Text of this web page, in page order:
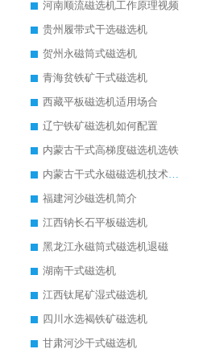
河南顺流磁选机工作原理视频
贵州履带式干选磁选机
贺州永磁筒式磁选机
青海贫铁矿干式磁选机
西藏平板磁选机适用场合
辽宁铁矿磁选机如何配置
内蒙古干式高梯度磁选机选铁
内蒙古干式永磁磁选机技术要求
福建河沙磁选机简介
江西钠长石平板磁选机
黑龙江永磁筒式磁选机退磁
湖南干式磁选机
江西钛尾矿湿式磁选机
四川水选褐铁矿磁选机
甘肃河沙干式磁选机